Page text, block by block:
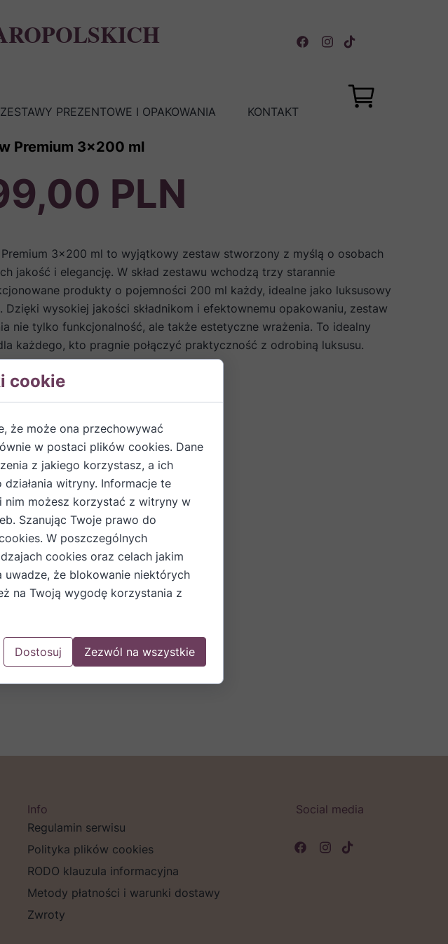
ZESTAWY PREZENTOWE I OPAKOWANIA KONTAKT
do koszyka
3x200 ml to wyjątkowy zestaw stworzony z myślą o osobach
jakość i elegancję. W skład zestawu wchodzą trzy starannie
produkty o pojemności 200 ml każdy, idealne jako luksusowy
Dzięki wysokiej jakości składnikom i efektownemu opakowaniu, zestaw
nie tylko funkcjonalność, ale także estetyczne wrażenia. To idealny
każdego, kto pragnie połączyć praktyczność z odrobiną luksusu.
PLN
Premium 3x200 ml
Wiśniowa (25% vol)
(25% vol)
Info
Regulamin serwisu
Polityka plików cookies
RODO klauzula informacyjna
Metody płatności i warunki dostawy
Zwroty
Social media
cookie
że może ona przechowywać
w postaci plików cookies. Dane
z jakiego korzystasz, a ich
witryny. Informacje te
nim możesz korzystać z witryny w
Szanując Twoje prawo do
W poszczególnych
cookies oraz celach jakim
uwadze, że blokowanie niektórych
na Twoją wygodę korzystania z
Dostosuj Zezwól na wszystkie